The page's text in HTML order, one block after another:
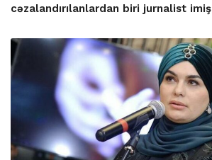
cəzalandırılanlardan biri jurnalist imiş